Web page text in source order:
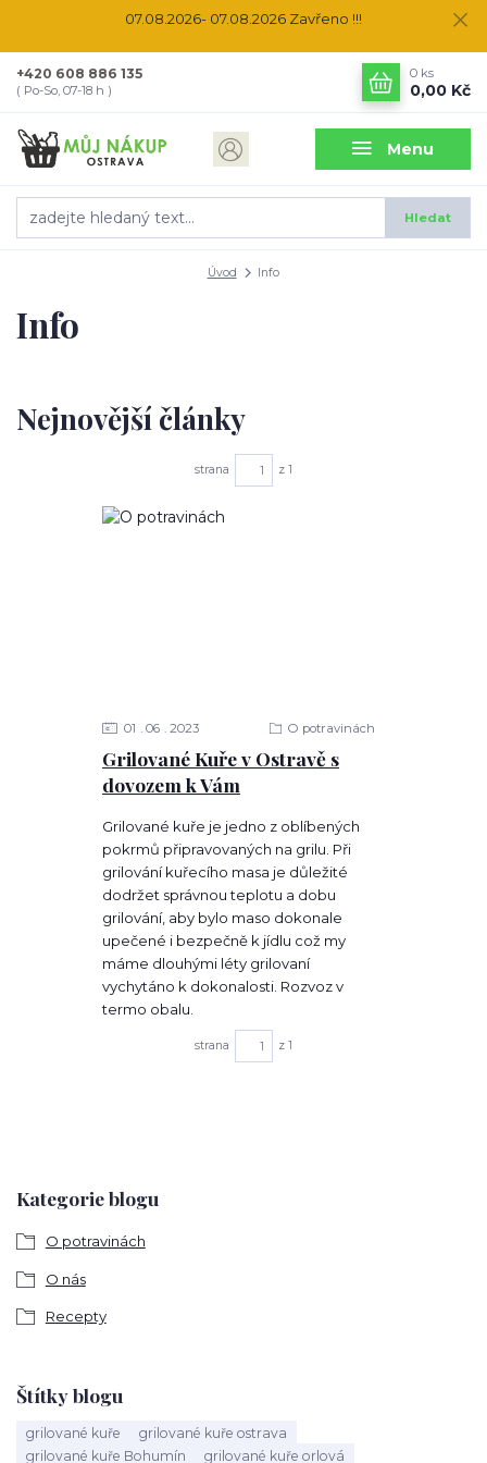
07.08.2026- 07.08.2026 Zavřeno !!!
Menu
Hledat
+420 608 886 135
( Po-So, 07-18 h )
0 ks
0,00 Kč
Úvod Info
Kategorie blogu
O potravinách
O nás
Recepty
Štítky blogu
grilované kuře
grilované kuře ostrava
grilované kuře Bohumín
grilované kuře orlová
Info
Nejnovější články
strana z 1
Grilované Kuře v Ostravě s
dovozem k Vám
01 06 2023 O potravinách
Grilované kuře je jedno z oblíbených
pokrmů připravovaných na grilu. Při
grilování kuřecího masa je důležité
dodržet správnou teplotu a dobu
grilování, aby bylo maso dokonale
upečené i bezpečně k jídlu což my
máme dlouhými léty grilovaní
vychytáno k dokonalosti. Rozvoz v
termo obalu.
strana z 1